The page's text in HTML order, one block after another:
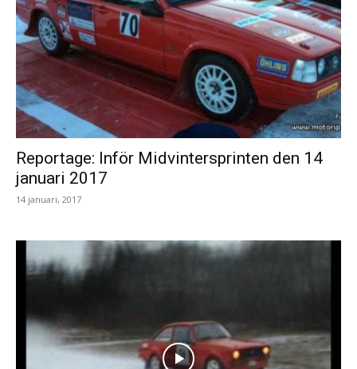
Reportage: Inför Midvintersprinten den 14
januari 2017
14 januari, 2017